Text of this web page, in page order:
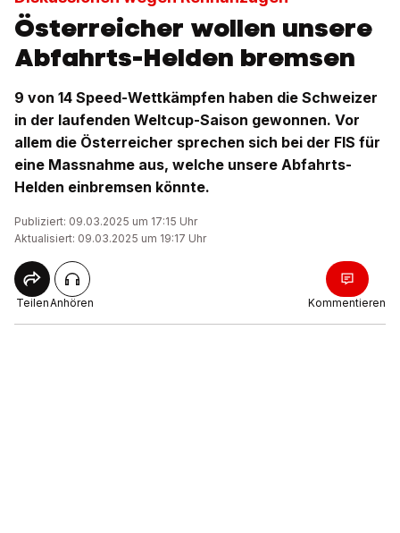
Österreicher wollen unsere
Abfahrts-Helden bremsen
9 von 14 Speed-Wettkämpfen haben die Schweizer
in der laufenden Weltcup-Saison gewonnen. Vor
allem die Österreicher sprechen sich bei der FIS für
eine Massnahme aus, welche unsere Abfahrts-
Helden einbremsen könnte.
Publiziert: 09.03.2025 um 17:15 Uhr
Aktualisiert: 09.03.2025 um 19:17 Uhr
TeilenAnhören Kommentieren